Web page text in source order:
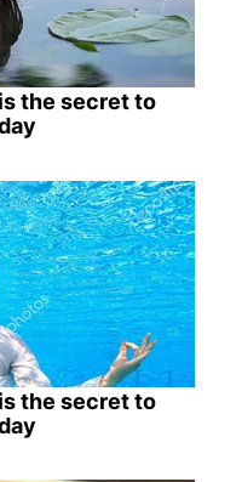
the secret to
the secret to